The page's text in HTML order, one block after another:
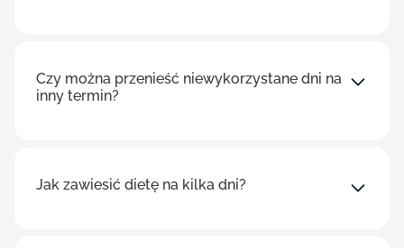
Czy można przenieść niewykorzystane dni na
inny termin?
Jak zawiesić dietę na kilka dni?